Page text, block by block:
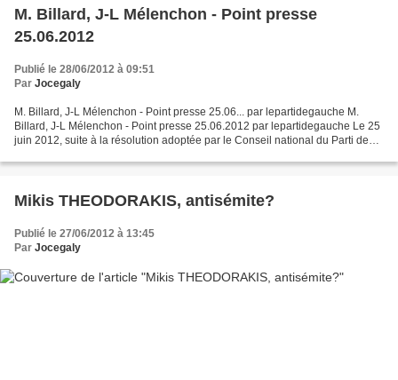
M. Billard, J-L Mélenchon - Point presse
25.06.2012
Publié le 28/06/2012 à 09:51
Par Jocegaly
M. Billard, J-L Mélenchon - Point presse 25.06... par lepartidegauche M.
Billard, J-L Mélenchon - Point presse 25.06.2012 par lepartidegauche Le 25
juin 2012, suite à la résolution adoptée par le Conseil national du Parti de
Mikis THEODORAKIS, antisémite?
Publié le 27/06/2012 à 13:45
Par Jocegaly